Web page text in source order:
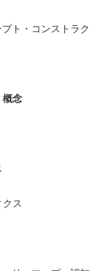
ト・コンストラク
概念
ス